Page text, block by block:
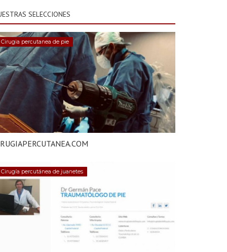
SELECCIONES
Cirugia percutanea de pie
Cirugía percutánea de juanetes